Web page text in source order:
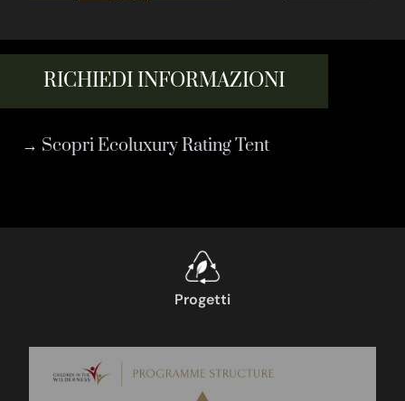
RICHIEDI INFORMAZIONI
→ Scopri Ecoluxury Rating Tent
Progetti